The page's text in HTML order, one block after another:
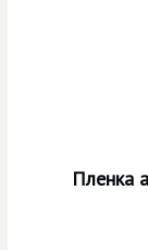
Пленка